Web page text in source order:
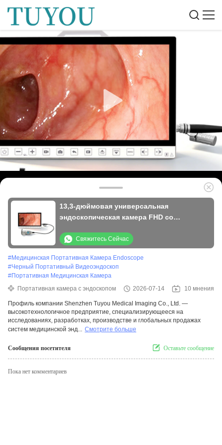
13,3-дюймовая универсальная
эндоскопическая камера FHD со
256 ГБ Портативное хирургическое
оборудование для эндоскопии SONY
CMOS
Свяжитесь Сейчас
#Медицинская Портативная Камера Endoscope
#Черный Портативный Видеоэндоскоп
#Портативная Медицинская Камера
Портативная камера с эндоскопом
2026-07-14 10 мнения
Профиль компании Shenzhen Tuyou Medical Imaging Co., Ltd. —
высокотехнологичное предприятие, специализирующееся на
исследованиях, разработках, производстве и глобальных продажах
систем медицинской энд... Смотрите больше
Сообщения посетителя Оставьте сообщение
Пока нет комментариев